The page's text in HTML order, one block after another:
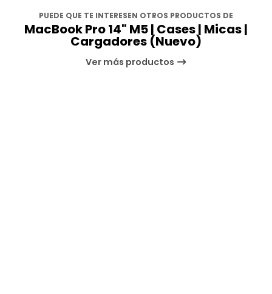
PUEDE QUE TE INTERESEN OTROS PRODUCTOS DE
MacBook Pro 14" M5 | Cases | Micas |
Cargadores (Nuevo)
Ver más productos